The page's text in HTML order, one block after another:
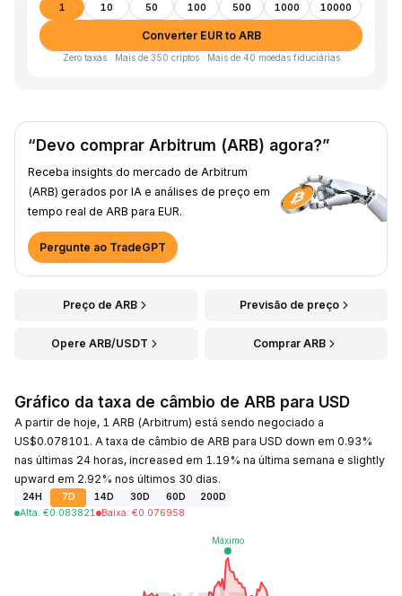
1 10 50 100 500 1000 10000
Converter EUR to ARB
Zero taxas · Mais de 350 criptos · Mais de 40 moedas fiduciárias
“Devo comprar Arbitrum (ARB) agora?”
Receba insights do mercado de Arbitrum
(ARB) gerados por IA e análises de preço em
tempo real de ARB para EUR.
Pergunte ao TradeGPT
Preço de ARB Previsão de preço
Opere ARB/USDT Comprar ARB
Gráfico da taxa de câmbio de ARB para USD
A partir de hoje, 1 ARB (Arbitrum) está sendo negociado a
US$0.078101. A taxa de câmbio de ARB para USD down em 0.93%
nas últimas 24 horas, increased em 1.19% na última semana e slightly
upward em 2.92% nos últimos 30 dias.
24H 7D 14D 30D 60D
200D
Alta: €0.083821 Baixa: €0.076958